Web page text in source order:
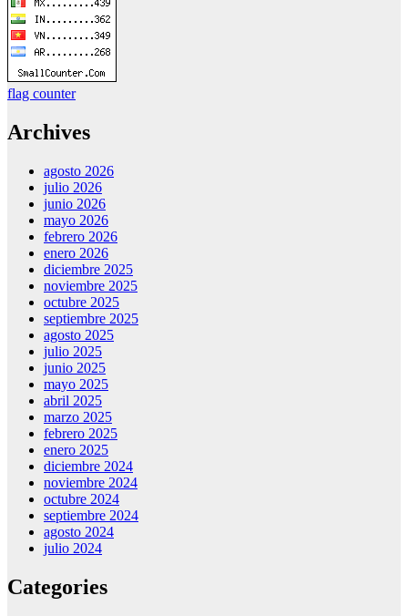
flag counter
Archives
agosto 2026
julio 2026
junio 2026
mayo 2026
febrero 2026
enero 2026
diciembre 2025
noviembre 2025
octubre 2025
septiembre 2025
agosto 2025
julio 2025
junio 2025
mayo 2025
abril 2025
marzo 2025
febrero 2025
enero 2025
diciembre 2024
noviembre 2024
octubre 2024
septiembre 2024
agosto 2024
julio 2024
Categories